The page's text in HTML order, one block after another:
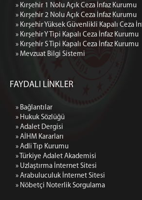
» Kırşehir 1 Nolu Açık Ceza İnfaz Kurumu
» Kırşehir 2 Nolu Açık Ceza İnfaz Kurumu
» Kırşehir Yüksek Güvenlikli Kapalı Ceza
» Kırşehir Y Tipi Kapalı Ceza İnfaz Kurumu
» Kırşehir S Tipi Kapalı Ceza İnfaz Kurumu
» Mevzuat Bilgi Sistemi
FAYDALI LİNKLER
» Bağlantılar
» Hukuk Sözlüğü
» Adalet Dergisi
» AİHM Kararları
» Adli Tıp Kurumu
» Türkiye Adalet Akademisi
» Uzlaştırma İnternet Sitesi
» Arabuluculuk İnternet Sitesi
» Nöbetçi Noterlik Sorgulama